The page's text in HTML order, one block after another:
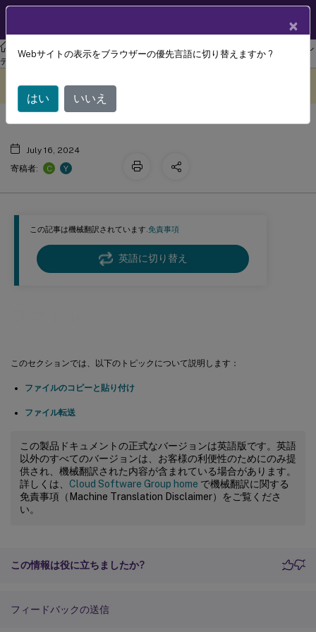
リナックス バーチャル デリバリー エージェント
リナックス バーチャル
デリバリー エージェント 2511
この記事は機械翻訳されています.免責事項
英語に切り替え
このセクションでは、以下のトピックについて説明します：
ファイルのコピーと貼り付け
ファイル転送
この製品ドキュメントの正式なバージョンは英語版です。英語
以外のすべてのバージョンは、お客様の利便性のためにのみ提
供され、機械翻訳された内容が含まれている場合があります。
詳しくは、 Cloud Software Group home で機械翻訳に関する
免責事項（Machine Translation Disclaimer）をご覧くださ
い。
この情報は役に立ちましたか?
フィードバックの送信
翻訳されています。
ファイル
July 16, 2024
寄稿者:
C Y
×
Webサイトの表示をブラウザーの優先言語に切り替えますか ?
はい いいえ